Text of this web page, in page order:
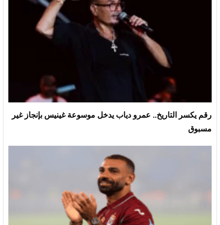
رقم يكسر التاريخ.. عمرو دياب يدخل موسوعة غينيس بإنجاز غير
مسبوق